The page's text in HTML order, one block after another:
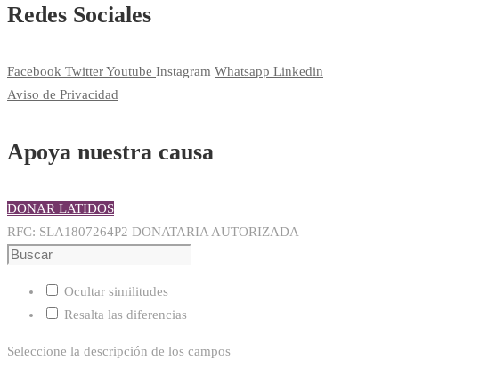
Redes Sociales
Facebook TwitterYoutube Instagram Whatsapp Linkedin
Aviso de Privacidad
Apoya nuestra causa
DONAR LATIDOS
RFC: SLA1807264P2 DONATARIA AUTORIZADA
Ocultar similitudes
Resalta las diferencias
Seleccione la descripción de los campos